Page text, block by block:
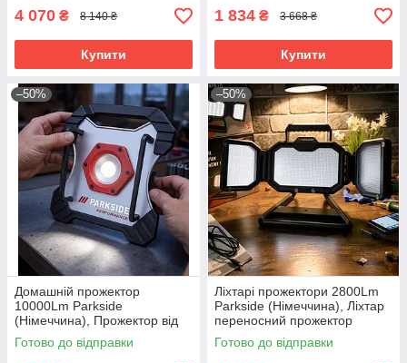
4 070 ₴ 8 140 ₴
Купити
1 834 ₴ 3 668 ₴
Купити
–50%
Домашній прожектор
10000Lm Parkside
(Німеччина), Прожектор від
акумулятора, Акумуляторний
ліхтар-прожектор, RYH
Готово до відправки
–50%
Ліхтарі прожектори 2800Lm
Parkside (Німеччина), Ліхтар
переносний прожектор
акумуляторний
світлодіодний, RYH
Готово до відправки